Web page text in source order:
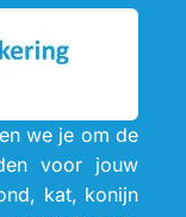
we je om de
voor jouw
kat, konijn